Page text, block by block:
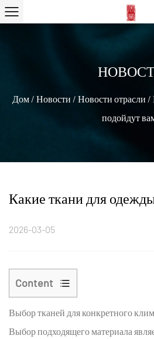
Дом/ Новости / Новости отрасли /
подойдут
Какие ткани для
2026-03-05
Content
1
Выбор
тканей
Выбор тканей для конкретного
Выбор подходящего материала